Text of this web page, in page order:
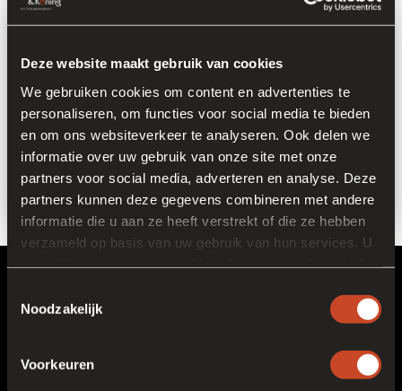
Deze website maakt gebruik van cookies
We gebruiken cookies om content en advertenties te
personaliseren, om functies voor social media te bieden
en om ons websiteverkeer te analyseren. Ook delen we
informatie over uw gebruik van onze site met onze
partners voor social media, adverteren en analyse. Deze
partners kunnen deze gegevens combineren met andere
informatie die u aan ze heeft verstrekt of die ze hebben
verzameld op basis van uw gebruik van hun services. U
Noodzakelijk
Voorkeuren